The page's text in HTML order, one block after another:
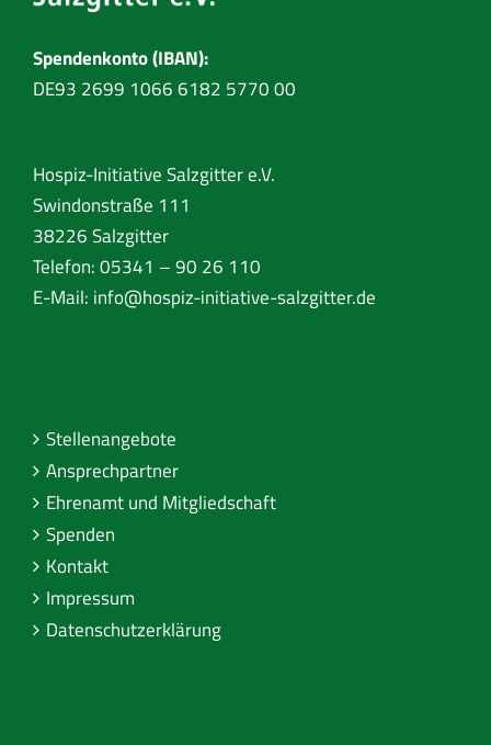
Spendenkonto (IBAN):
DE93 2699 1066 6182 5770 00
Hospiz-Initiative Salzgitter e.V.
Swindonstraße 111
38226 Salzgitter
Telefon: 05341 – 90 26 110
E-Mail: info@hospiz-initiative-salzgitter.de
Stellenangebote
Ansprechpartner
Ehrenamt und Mitgliedschaft
Spenden
Kontakt
Impressum
Datenschutzerklärung